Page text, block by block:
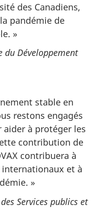
des Canadiens,
pandémie de
»
Développement
stable en
restons engagés
à protéger les
contribution de
contribuera à
et à
»
Services publics et